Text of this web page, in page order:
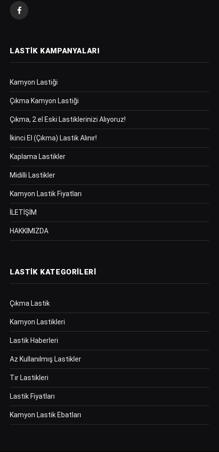
Facebook
LASTIK KAMPANYALARI
Kamyon Lastiği
Çıkma Kamyon Lastiği
Çıkma, 2.el Eski Lastiklerinizi Alıyoruz!
İkinci El (Çıkma) Lastik Alınır!
Kaplama Lastikler
Midilli Lastikler
Kamyon Lastik Fiyatları
İLETİŞİM
HAKKIMIZDA
LASTIK KATEGORILERI
Çıkma Lastik
Kamyon Lastikleri
Lastik Haberleri
Az Kullanılmış Lastikler
Tır Lastikleri
Lastik Fiyatları
Kamyon Lastik Ebatları